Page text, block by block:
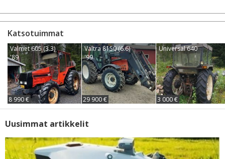
Katsotuimmat
Valmet 605 (3.3)
'89
8 990 €
Valtra 8150 (6.6)
'99
29 900 €
Universal 640
3 000 €
Uusimmat artikkelit